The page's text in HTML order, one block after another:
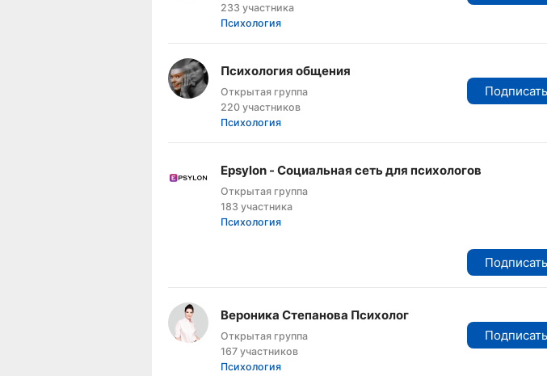
233 участника
Психология
Психология общения
Открытая группа
220 участников
Психология
Epsylon - Социальная сеть для психологов
Открытая группа
183 участника
Психология
Вероника Степанова Психолог
Открытая группа
167 участников
Психология